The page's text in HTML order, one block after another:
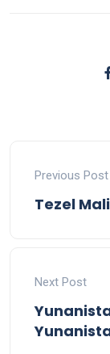
Previous Post
Tezel
Next Post